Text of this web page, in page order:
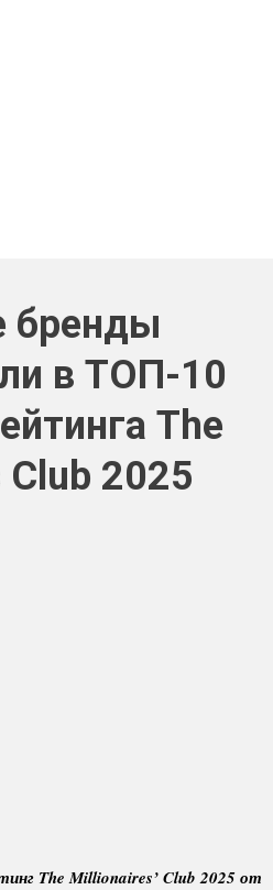
бренды
в ТОП-10
The
Club 2025
The Millionaires’ Club 2025 от